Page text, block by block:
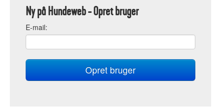
Ny på Hundeweb - Opret bruger
E-mail: